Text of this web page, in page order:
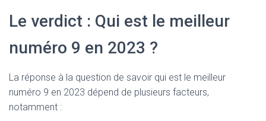
Le verdict : Qui est le meilleur
numéro 9 en 2023 ?
La réponse à la question de savoir qui est le meilleur
numéro 9 en 2023 dépend de plusieurs facteurs,
notamment :